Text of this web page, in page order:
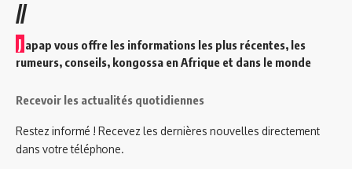
//
J apap vous offre les informations les plus récentes, les
rumeurs, conseils, kongossa en Afrique et dans le monde
Recevoir les actualités quotidiennes
Restez informé ! Recevez les dernières nouvelles directement
dans votre téléphone.